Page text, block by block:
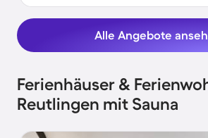
Alle Angebote
Ferienhäuser &
Reutlingen mit Sauna